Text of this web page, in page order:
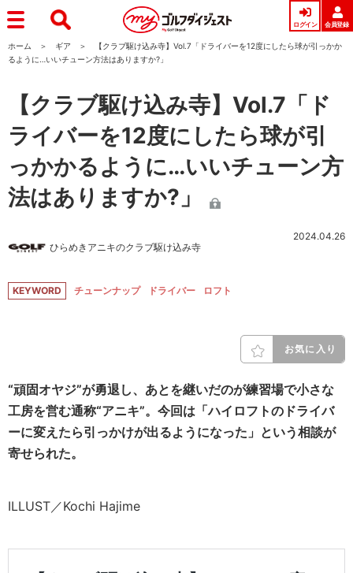
ログイン 会員登録
ホーム ギア
【クラブ駆け込み寺】Vol.7「ドライバーを12度にしたら球が引っかか
るように…いいチューン方法はありますか?」
【クラブ駆け込み寺】Vol.7「ド
ライバーを12度にしたら球が引
っかかるように…いいチューン方
法はありますか?」
ひらめきアニキのクラブ駆け込み寺
2024.04.26
KEYWORD チューンナップ ドライバー ロフト
お気に入り
“頑固オヤジ”が勇退し、あとを継いだのが練習場で小さな
工房を営む通称“アニキ”。今回は「ハイロフトのドライバ
ーに変えたら引っかけが出るようになった」という相談が
寄せられた。
ILLUST／Kochi Hajime